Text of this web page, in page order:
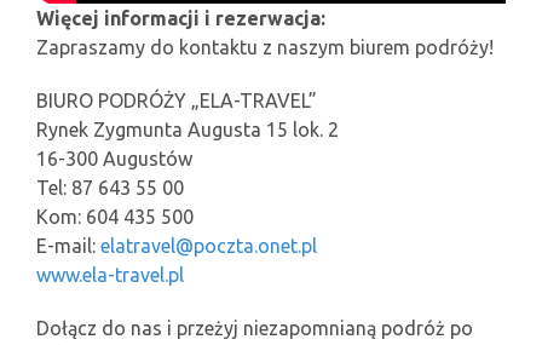
Więcej informacji i rezerwacja:
Zapraszamy do kontaktu z naszym biurem podróży!
BIURO PODRÓŻY „ELA-TRAVEL”
Rynek Zygmunta Augusta 15 lok. 2
16-300 Augustów
Tel: 87 643 55 00
Kom: 604 435 500
E-mail: elatravel@poczta.onet.pl
www.ela-travel.pl
Dołącz do nas i przeżyj niezapomnianą podróż po